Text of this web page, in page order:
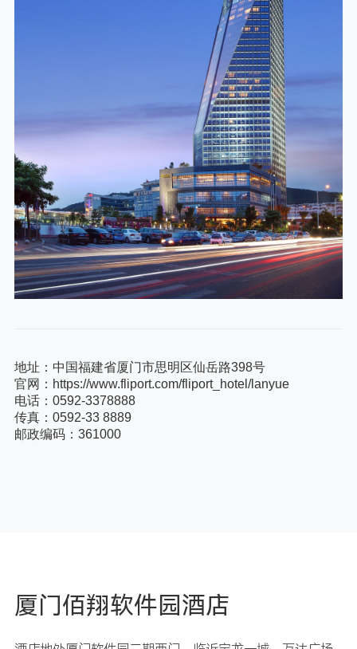
地址：中国福建省厦门市思明区仙岳路398号
官网：https://www.fliport.com/fliport_hotel/lanyue
电话：0592-3378888
传真：0592-33 8889
邮政编码：361000
厦门佰翔软件园酒店